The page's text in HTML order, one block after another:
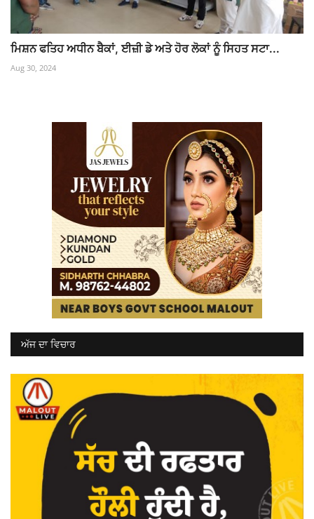
ਮਿਸ਼ਨ ਫਤਿਹ ਅਧੀਨ ਬੈਕਾਂ, ਈਜ਼ੀ ਡੇ ਅਤੇ ਹੋਰ ਲੋਕਾਂ ਨੂੰ ਸਿਹਤ ਸਟਾ...
Aug 30, 2024
ਅੱਜ ਦਾ ਵਿਚਾਰ